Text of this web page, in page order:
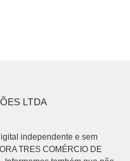
LTDA
independente e sem
TRES COMÉRCIO DE